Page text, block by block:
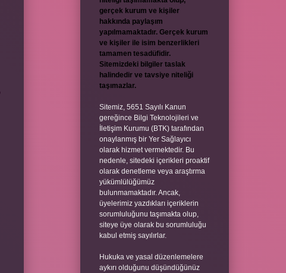
gerçek kurum ve kişiler
hakkında paylaşım
yapılmamaktadır. Gerçek kurum
ve kişiler ile isim benzerlikleri
tamamen tesadüfidir.
Sitemizdeki bilgiler taslak
halindedir ve tavsiye niteliği
taşımazlar.
Sitemiz, 5651 Sayılı Kanun
gereğince Bilgi Teknolojileri ve
İletişim Kurumu (BTK) tarafından
onaylanmış bir Yer Sağlayıcı
olarak hizmet vermektedir. Bu
nedenle, sitedeki içerikleri proaktif
olarak denetleme veya araştırma
yükümlülüğümüz
bulunmamaktadır. Ancak,
üyelerimiz yazdıkları içeriklerin
sorumluluğunu taşımakta olup,
siteye üye olarak bu sorumluluğu
kabul etmiş sayılırlar.
Hukuka ve yasal düzenlemelere
aykırı olduğunu düşündüğünüz